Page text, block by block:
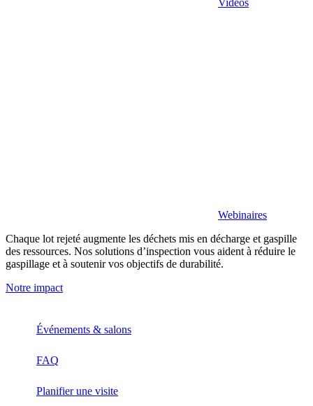
Vidéos
Webinaires
Chaque lot rejeté augmente les déchets mis en décharge et gaspille
des ressources. Nos solutions d’inspection vous aident à réduire le
gaspillage et à soutenir vos objectifs de durabilité.
Notre impact
Événements & salons
FAQ
Planifier une visite